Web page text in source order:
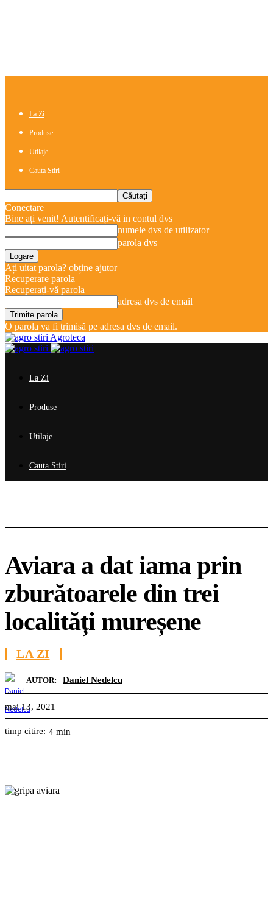
La Zi
Produse
Utilaje
Cauta Stiri
Conectare
Bine ați venit! Autentificați-vă in contul dvs
numele dvs de utilizator
parola dvs
Ați uitat parola? obține ajutor
Recuperare parola
Recuperați-vă parola
adresa dvs de email
O parola va fi trimisă pe adresa dvs de email.
Agroteca
La Zi
Produse
Utilaje
Cauta Stiri
Aviara a dat iama prin
zburătoarele din trei
localități mureșene
LA ZI
AUTOR: Daniel Nedelcu
mai 13, 2021
timp citire: 4 min